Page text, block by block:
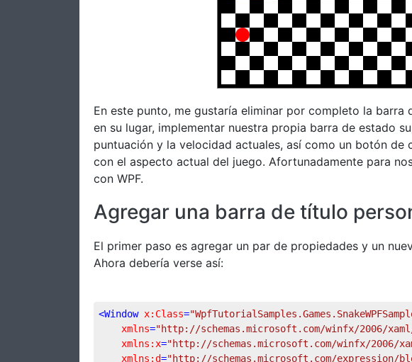
En este punto, me gustaría eliminar por completo la
en su lugar, implementar nuestra propia barra de estado
puntuación y la velocidad actuales, así como un botón
con el aspecto actual del juego. Afortunadamente para
con WPF.
Agregar una barra de título
El primer paso es agregar un par de propiedades y un
Ahora debería verse así:
<Window x:Class=
xmlns="http://schemas.microsoft.com/winfx/2006/
xmlns:x="http://schemas.microsoft.com/winfx/2006/
xmlns:d="http://schemas.microsoft.com/expression/